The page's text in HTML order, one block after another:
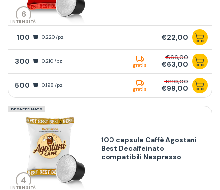
6
INTENSITÀ
100 0,220 /pz €22,00
300 0,210 /pz
gratis
€66,00
€63,00
500 0,198 /pz
gratis
€110,00
€99,00
DECAFFEINATO
4
INTENSITÀ
100 capsule Caffè Agostani
Best Decaffeinato
compatibili Nespresso